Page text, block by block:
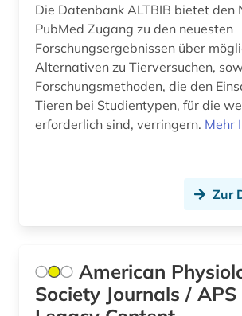
eingliederung (1)
electronic lab notebook (1)
elektromagnetische felder (1)
elektronik (1)
elektronische zeitschrift (14)
elektronisches buch (7)
elektrotechnik (2)
Die Datenbank ALTBIB bietet den
PubMed Zugang zu den neuesten
Forschungsergebnissen über
Alternativen zu Tierversuchen,
Forschungsmethoden, die den
Tieren bei Studientypen, für die
erforderlich sind, verringern. Mehr
Zur
American
Society Journals / APS